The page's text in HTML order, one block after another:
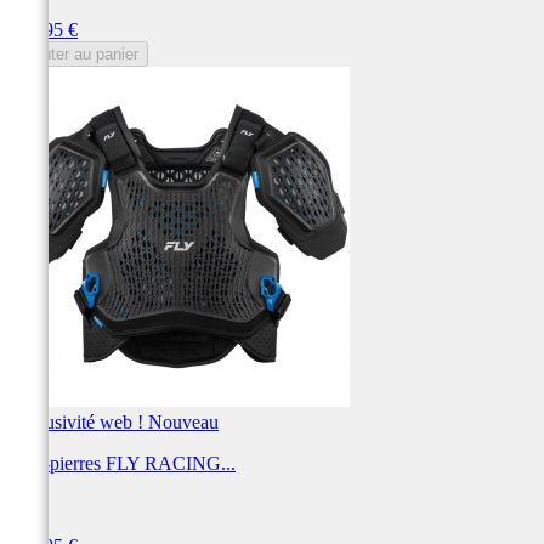
189,95 €
Ajouter au panier
Exclusivité web ! Nouveau
Pare-pierres FLY RACING...